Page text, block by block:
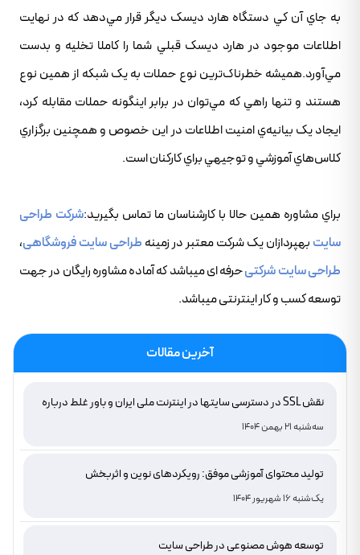
به جاي آن کي دستگاه هارد ديسک ديگر قرار مي‌دهد که در نهايت
اطلاعات موجود در هارد ديسک قبلي شما را کاملا تخليه و بدست
مي‌آورد.هميشه خطرناک‌ترين نوع حملات به يک شبکه از همين نوع
هستند و تنها راهي که مي‌توان در برابر اينگونه حملات مقابله کرد،
ايجاد يک بيانيه‌ي امنيت اطلاعات در اين خصوص و همچنين برگزاري
کلاس‌هاي آموزشي و توجيهي براي کارکنان است.
براي مشاوره همين حالا با کارشناسان ما تماس بگيريد:شرکت طراحی
سایت بهپردازان یک شرکت معتبر در زمینه طراحی سایت فروشگاهی،
طراحی سایت شرکتیحرفه ای میباشد که آماده مشاوره رایگان در جهت
توسعه کسب و کار اینترنتی میباشد.
آخرین مقالات
نقش SSL در دسترسی سایتها در اینترنت ملی ایران و باور غلط درباره
سه‌شنبه 21 بهمن 1404
تولید محتوای آموزشی موفق: رویکردهای نوین و اثربخش
یک‌شنبه 16 شهریور 1404
توسعه هوش مصنوعی در طراحی سایت